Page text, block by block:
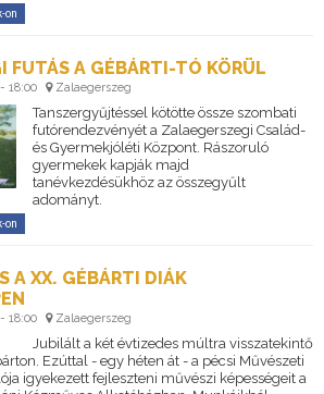
on
FUTÁS A GÉBÁRTI-TÓ KÖRÜL
18:00 Zalaegerszeg
Tanszergyűjtéssel kötötte össze szombati
futórendezvényét a Zalaegerszegi Család-
és Gyermekjóléti Központ. Rászoruló
gyermekek kapják majd
tanévkezdésükhöz az összegyűlt
adományt.
on
A XX. GÉBÁRTI DIÁK
18:00 Zalaegerszeg
Jubilált a két évtizedes múltra visszatekintő
Ezúttal - egy héten át - a pécsi Művészeti
igyekezett fejleszteni művészi képességeit a